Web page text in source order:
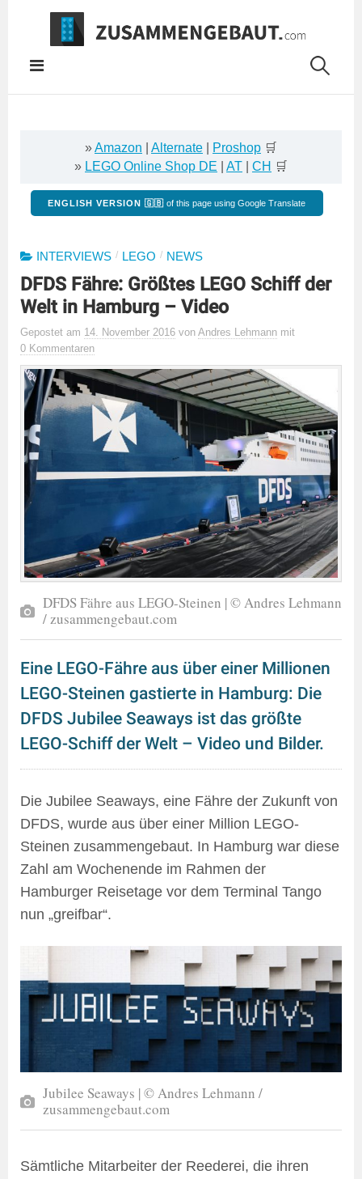
Springe
Inhalt
»Amazon Alternate Proshop 🛒
» LEGO Online Shop DE AT CH 🛒
ENGLISH VERSION 🇬🇧 of this page using Google Translate
INTERVIEWS / LEGO / NEWS
DFDS Fähre: Größtes LEGO Schiff der
Welt in Hamburg – Video
Gepostet am 14. November 2016 von Andres Lehmann mit
0 Kommentaren
DFDS Fähre aus LEGO-Steinen | © Andres Lehmann
/ zusammengebaut.com
Eine LEGO-Fähre aus über einer Millionen
LEGO-Steinen gastierte in Hamburg: Die
DFDS Jubilee Seaways ist das größte
LEGO-Schiff der Welt – Video und Bilder.
Die Jubilee Seaways, eine Fähre der Zukunft von
DFDS, wurde aus über einer Million LEGO-
Steinen zusammengebaut. In Hamburg war diese
Zahl am Wochenende im Rahmen der
Hamburger Reisetage vor dem Terminal Tango
nun „greifbar“.
Jubilee Seaways | © Andres Lehmann /
zusammengebaut.com
Sämtliche Mitarbeiter der Reederei, die ihren